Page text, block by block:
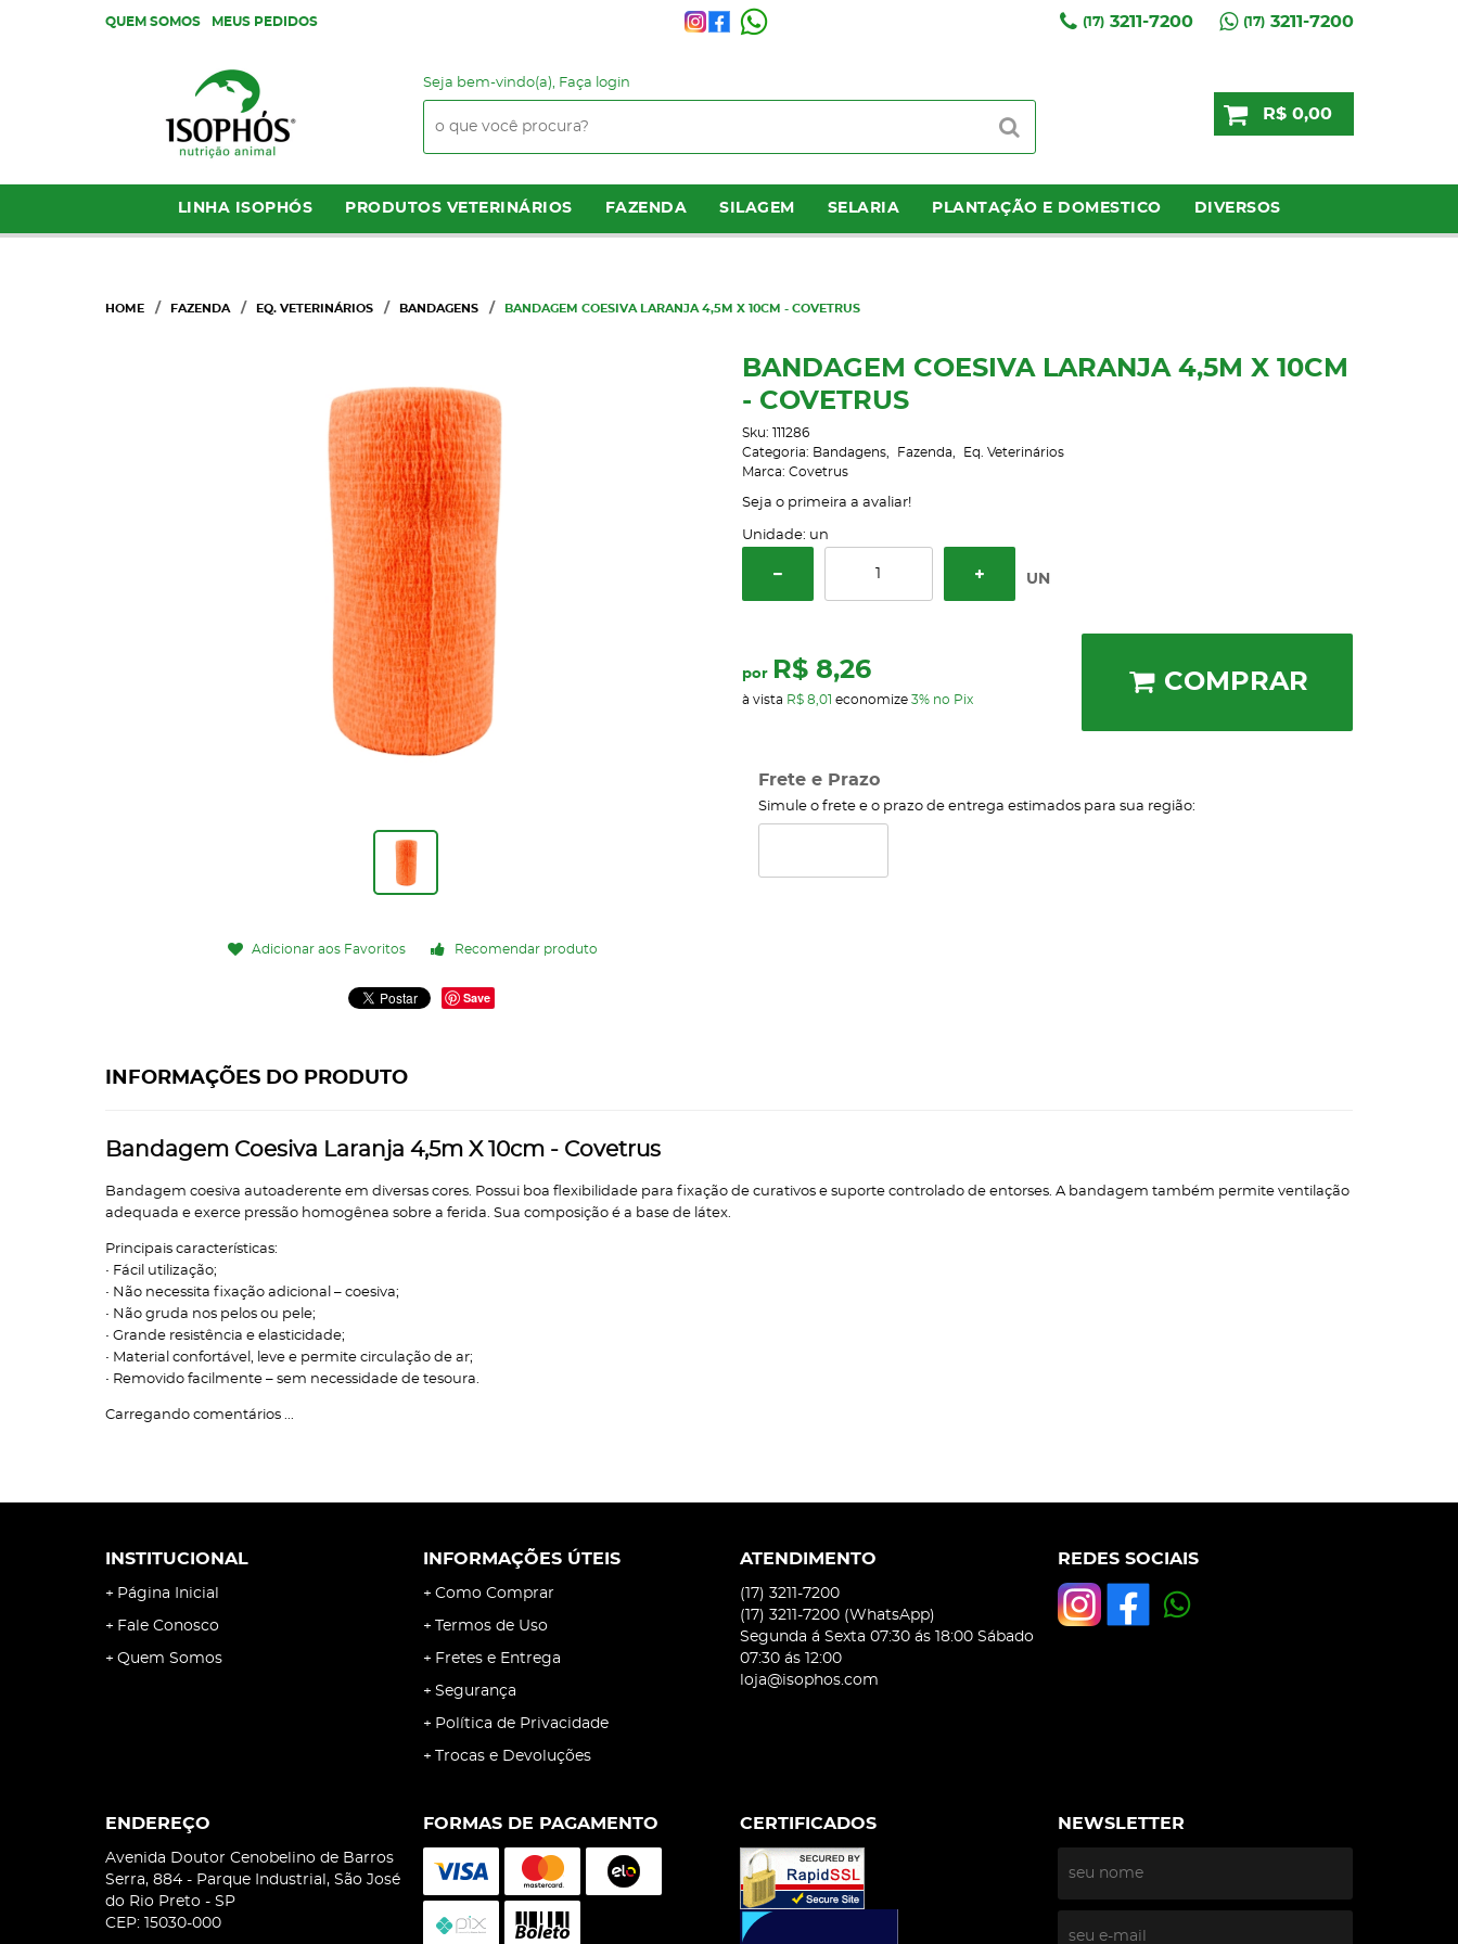
QUEM SOMOS MEUS PEDIDOS (17)3211-7200 (17)3211-7200
Seja bem-vindo(a), Faça login
R$ 0,00
LINHA ISOPHÓS PRODUTOS VETERINÁRIOS FAZENDA SILAGEM SELARIA PLANTAÇÃO E DOMESTICO DIVERSOS
HOME FAZENDA EQ. VETERINÁRIOS BANDAGENS BANDAGEM COESIVA LARANJA 4,5M X 10CM - COVETRUS
Adicionar aos Favoritos Recomendar produto
Save
BANDAGEM COESIVA LARANJA 4,5M X 10CM
- COVETRUS
Sku: 111286
Categoria: Bandagens Fazenda
Eq. Veterinários
Marca: Covetrus
Seja o primeira a avaliar!
Unidade: un
UN
por R$ 8,26
à vista R$ 8,01 economize 3% no Pix
COMPRAR
Frete e Prazo
Simule o frete e o prazo de entrega estimados para sua região:
INFORMAÇÕES DO PRODUTO
Bandagem Coesiva Laranja 4,5m X 10cm - Covetrus
Bandagem coesiva autoaderente em diversas cores. Possui boa flexibilidade para fixação de curativos e suporte controlado de entorses. A bandagem também permite ventilação
adequada e exerce pressão homogênea sobre a ferida. Sua composição é a base de látex.
Principais características:
• Fácil utilização;
• Não necessita fixação adicional – coesiva;
• Não gruda nos pelos ou pele;
• Grande resistência e elasticidade;
• Material confortável, leve e permite circulação de ar;
• Removido facilmente – sem necessidade de tesoura.
Carregando comentários ...
INSTITUCIONAL
Página Inicial
Fale Conosco
Quem Somos
INFORMAÇÕES ÚTEIS
Como Comprar
Termos de Uso
Fretes e Entrega
Segurança
Política de Privacidade
Trocas e Devoluções
ATENDIMENTO
(17) 3211-7200
(17) 3211-7200 (WhatsApp)
Segunda á Sexta 07:30 ás 18:00 Sábado
07:30 ás 12:00
loja@isophos.com
REDES SOCIAIS
ENDEREÇO
Avenida Doutor Cenobelino de Barros
Serra, 884 - Parque Industrial, São José
do Rio Preto - SP
CEP: 15030-000
FORMAS DE PAGAMENTO CERTIFICADOS NEWSLETTER